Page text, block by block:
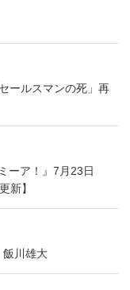
ールスマンの死」再
ーア！』7月23日
新】
飯川雄大